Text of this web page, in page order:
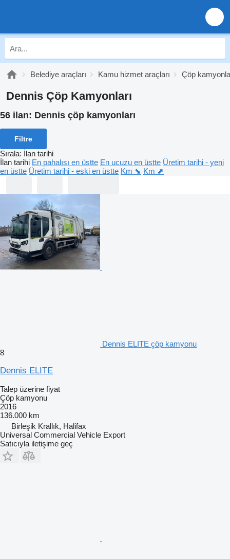
Belediye araçları Kamu hizmet araçları Çöp
Dennis Çöp Kamyonları
56 ilan: Dennis çöp kamyonları
Filtre
Sırala: İlan tarihi
İlan tarihi En pahalısı en üstte En ucuzu en üstte Üretim tarihi - yeni
en üstte Üretim tarihi - eski en üstte Km ⬊ Km ⬈
Dennis ELITE çöp kamyonu
8
Dennis ELITE
Talep üzerine fiyat
Çöp kamyonu
2016
136.000 km
Birleşik Krallık, Halifax
Universal Commercial Vehicle Export
Satıcıyla iletişime geç